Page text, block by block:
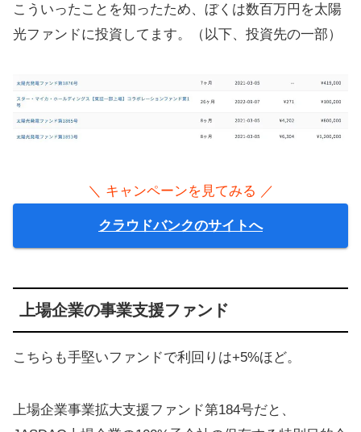
こういったことを知ったため、ぼくは数百万円を太陽
光ファンドに投資してます。（以下、投資先の一部）
＼ キャンペーンを見てみる ／
クラウドバンクのサイトへ
上場企業の事業支援ファンド
こちらも手堅いファンドで利回りは+5%ほど。
上場企業事業拡大支援ファンド第184号だと、